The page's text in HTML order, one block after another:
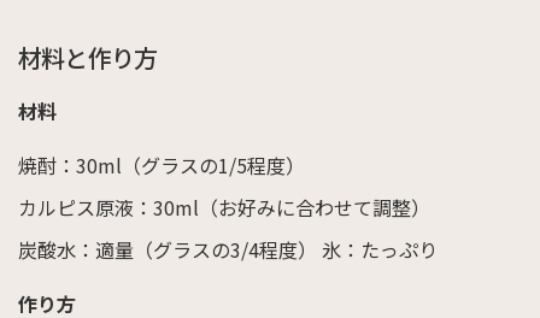
材料と作り方
材料
焼酎：30ml（グラスの1/5程度）
カルピス原液：30ml（お好みに合わせて調整）
炭酸水：適量（グラスの3/4程度）
氷：たっぷり
作り方